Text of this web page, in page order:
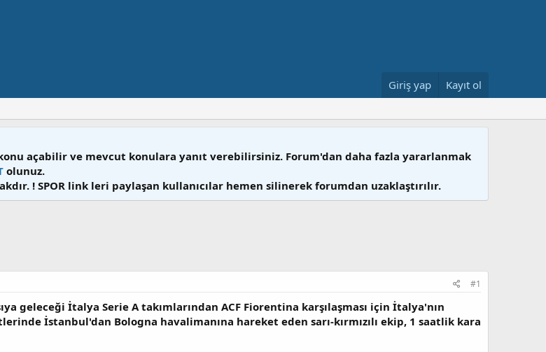
Giriş yap Kayıt ol
açabilir ve mevcut konulara yanıt verebilirsiniz. Forum'dan daha fazla yararlanmak
olunuz.
! SPOR link leri paylaşan kullanıcılar hemen silinerek forumdan uzaklaştırılır.
#1
geleceği İtalya Serie A takımlarından ACF Fiorentina karşılaşması için İtalya'nın
İstanbul'dan Bologna havalimanına hareket eden sarı-kırmızılı ekip, 1 saatlik kara